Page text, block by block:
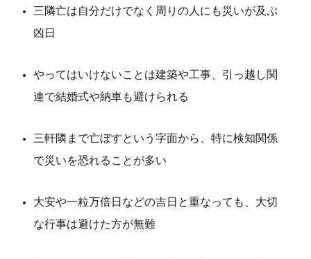
三隣亡は自分だけでなく周りの人にも災いが及ぶ
凶日
やってはいけないことは建築や工事、引っ越し関
連で結婚式や納車も避けられる
三軒隣まで亡ぼすという字面から、特に検知関係
で災いを恐れることが多い
大安や一粒万倍日などの吉日と重なっても、大切
な行事は避けた方が無難